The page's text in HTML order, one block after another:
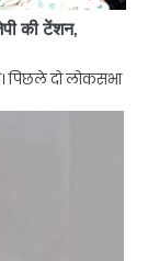
की टेंशन,
पिछले दो लोकसभा